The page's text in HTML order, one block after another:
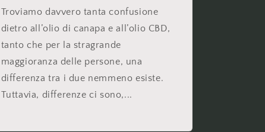
Troviamo davvero tanta confusione
dietro all’olio di canapa e all’olio CBD,
tanto che per la stragrande
maggioranza delle persone, una
differenza tra i due nemmeno esiste.
Tuttavia, differenze ci sono,...